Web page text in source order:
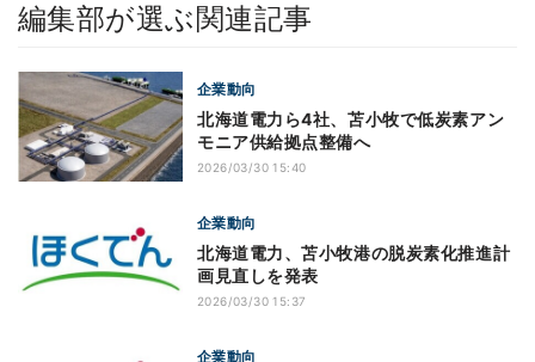
編集部が選ぶ関連記事
企業動向
北海道電力ら4社、苫小牧で低炭素アン
モニア供給拠点整備へ
2026/03/30 15:40
企業動向
北海道電力、苫小牧港の脱炭素化推進計
画見直しを発表
2026/03/30 15:37
企業動向